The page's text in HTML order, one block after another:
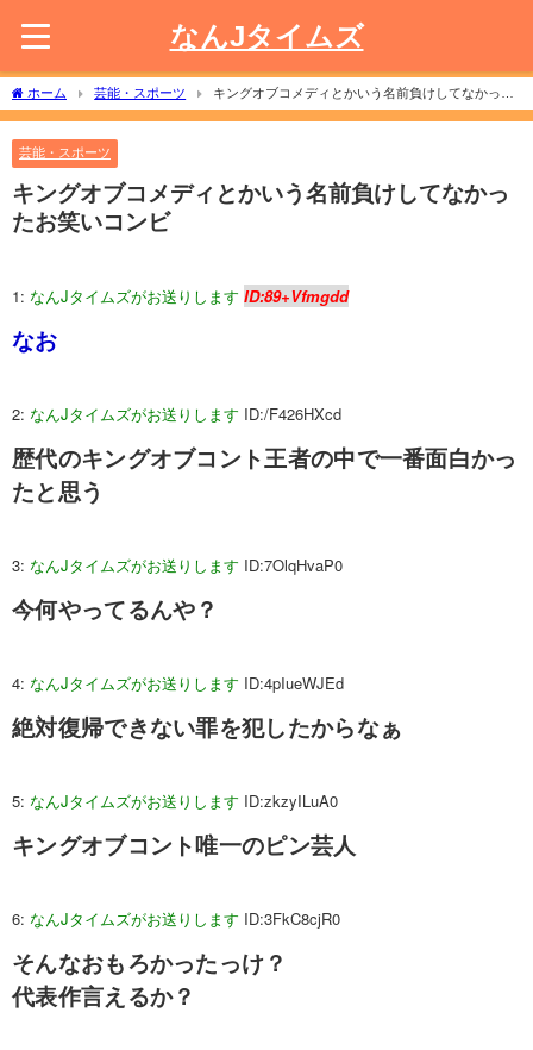
なんJタイムズ
ホーム 芸能・スポーツ
キングオブコメディとかいう名前負けしてなかった
お笑いコンビ
芸能・スポーツ
キングオブコメディとかいう名前負けしてなかっ
たお笑いコンビ
1: なんJタイムズがお送りします ID:89+Vfmgdd
なお
2: なんJタイムズがお送りします ID:/F426HXcd
歴代のキングオブコント王者の中で一番面白かっ
たと思う
3: なんJタイムズがお送りします ID:7OlqHvaP0
今何やってるんや？
4: なんJタイムズがお送りします ID:4pIueWJEd
絶対復帰できない罪を犯したからなぁ
5: なんJタイムズがお送りします ID:zkzyILuA0
キングオブコント唯一のピン芸人
6: なんJタイムズがお送りします ID:3FkC8cjR0
そんなおもろかったっけ？
代表作言えるか？